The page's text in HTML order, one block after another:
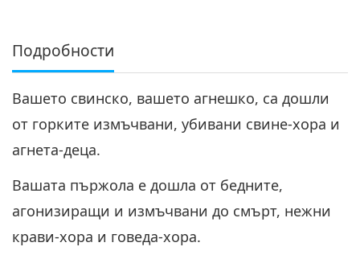
Подробности
Вашето свинско, вашето агнешко, са дошли
от горките измъчвани, убивани свине-хора и
агнета-деца.
Вашата пържола е дошла от бедните,
агонизиращи и измъчвани до смърт, нежни
крави-хора и говеда-хора.